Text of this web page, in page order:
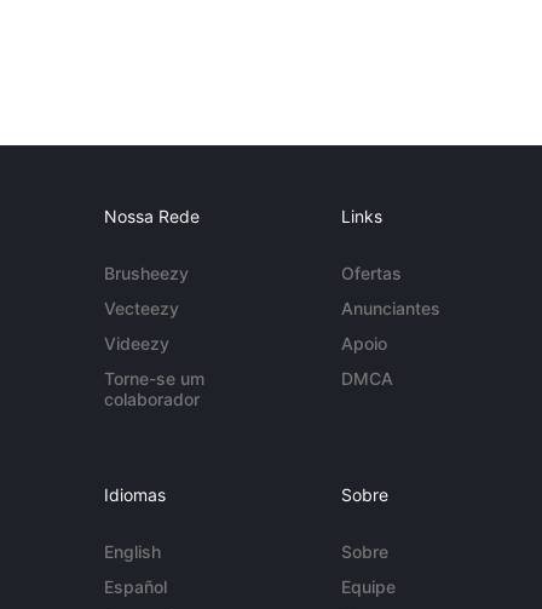
Nossa Rede
Brusheezy
Vecteezy
Videezy
Torne-se um
colaborador
Links
Ofertas
Anunciantes
Apoio
DMCA
Idiomas
English
Español
Sobre
Sobre
Equipe